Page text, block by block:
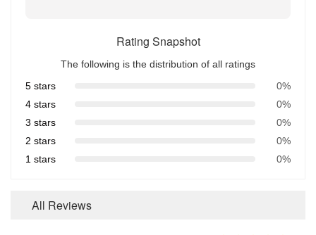
Rating Snapshot
The following is the distribution of all ratings
5 stars
0%
4 stars
0%
3 stars
0%
2 stars
0%
1 stars
0%
All Reviews